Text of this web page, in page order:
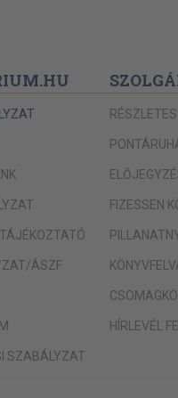
ÁSZF
SZABÁLYZAT
FIZESSEN
HÍRLEVÉL